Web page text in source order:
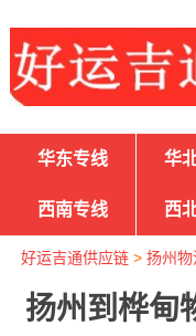
华东专线 华
西南专线 西
好运吉通供应链> 扬州物
扬州到桦甸